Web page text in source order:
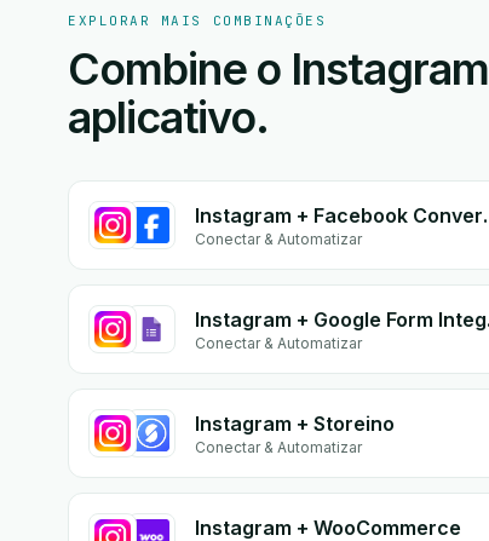
EXPLORAR MAIS COMBINAÇÕES
Combine o
aplicativo.
Conectar & Automatizar
Conectar & Automatizar
Instagram + Storeino
Conectar & Automatizar
Instagram + WooCommerce